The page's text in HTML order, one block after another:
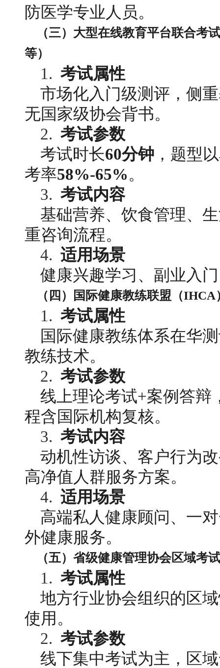
防医学专业人员。
（三）大型在线教育平台联合考
等）
1. 考试属性
市场化入门级测评，侧
无国家级协会背书。
2. 考试参数
考试时长60分钟 ，题型
考率58%-65%。
3. 考试内容
基础营养、饮食管理、
重咨询流程。
4. 适用场景
健康兴趣学习、副业入
（四）国际健康教练联盟（
1. 考试属性
国际健康教练体系在华
教练技术。
2. 考试参数
线上理论考试+案例答辩
程含国际机构复核。
3. 考试内容
动机性访谈、客户行为
高净值人群服务方案。
4. 适用场景
高端私人健康顾问、一
外健康服务。
（五）省级健康管理协会区域考试
1. 考试属性
地方行业协会组织的区
使用。
2. 考试参数
线下集中考试为主，区